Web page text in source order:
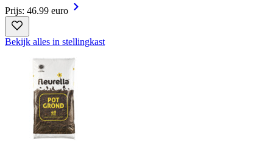
Prijs: 46.99 euro
Bekijk alles in stellingkast